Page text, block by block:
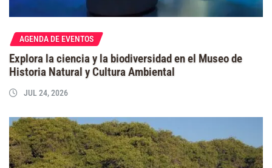
AGENDA DE EVENTOS
Explora la ciencia y la biodiversidad en el Museo de
Historia Natural y Cultura Ambiental
JUL 24, 2026